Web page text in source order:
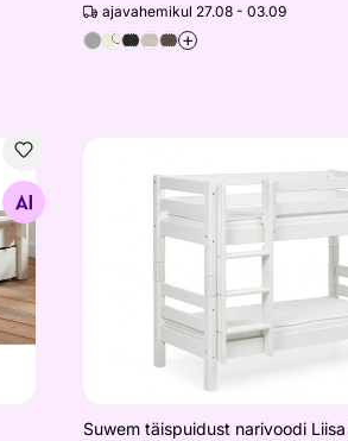
ajavahemikul 27.08 - 03.09
+
Suwem täispuidust narivoodi
Suwem täispuidust narivoodi